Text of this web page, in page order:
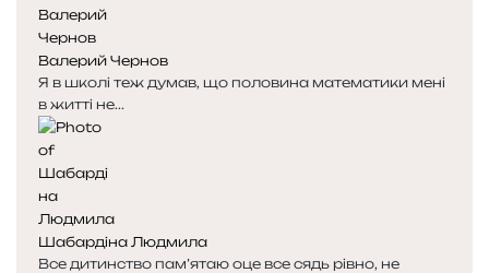
Валерий Чернов
Я в школі теж думав, що половина математики мені
в житті не...
Шабардіна Людмила
Все дитинство пам’ятаю оце все сядь рівно, не